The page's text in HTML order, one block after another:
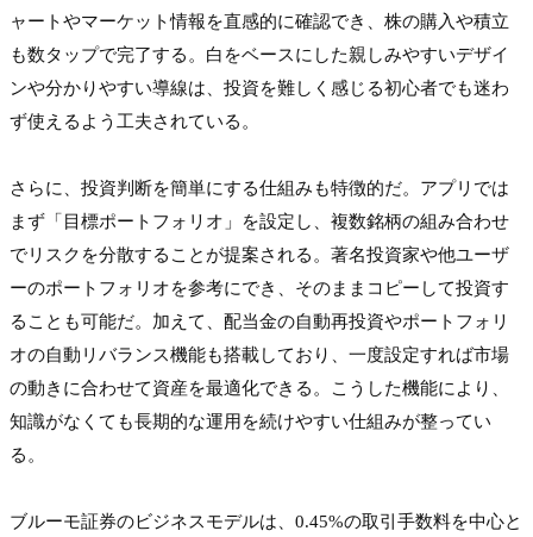
ャートやマーケット情報を直感的に確認でき、株の購入や積立
も数タップで完了する。白をベースにした親しみやすいデザイ
ンや分かりやすい導線は、投資を難しく感じる初心者でも迷わ
ず使えるよう工夫されている。
さらに、投資判断を簡単にする仕組みも特徴的だ。アプリでは
まず「目標ポートフォリオ」を設定し、複数銘柄の組み合わせ
でリスクを分散することが提案される。著名投資家や他ユーザ
ーのポートフォリオを参考にでき、そのままコピーして投資す
ることも可能だ。加えて、配当金の自動再投資やポートフォリ
オの自動リバランス機能も搭載しており、一度設定すれば市場
の動きに合わせて資産を最適化できる。こうした機能により、
知識がなくても長期的な運用を続けやすい仕組みが整ってい
る。
ブルーモ証券のビジネスモデルは、0.45%の取引手数料を中心と